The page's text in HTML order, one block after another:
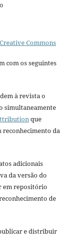
Creative Commons
com os seguintes
à revista o
simultaneamente
que
da
adicionais
da versão do
em repositório
de
e distribuir